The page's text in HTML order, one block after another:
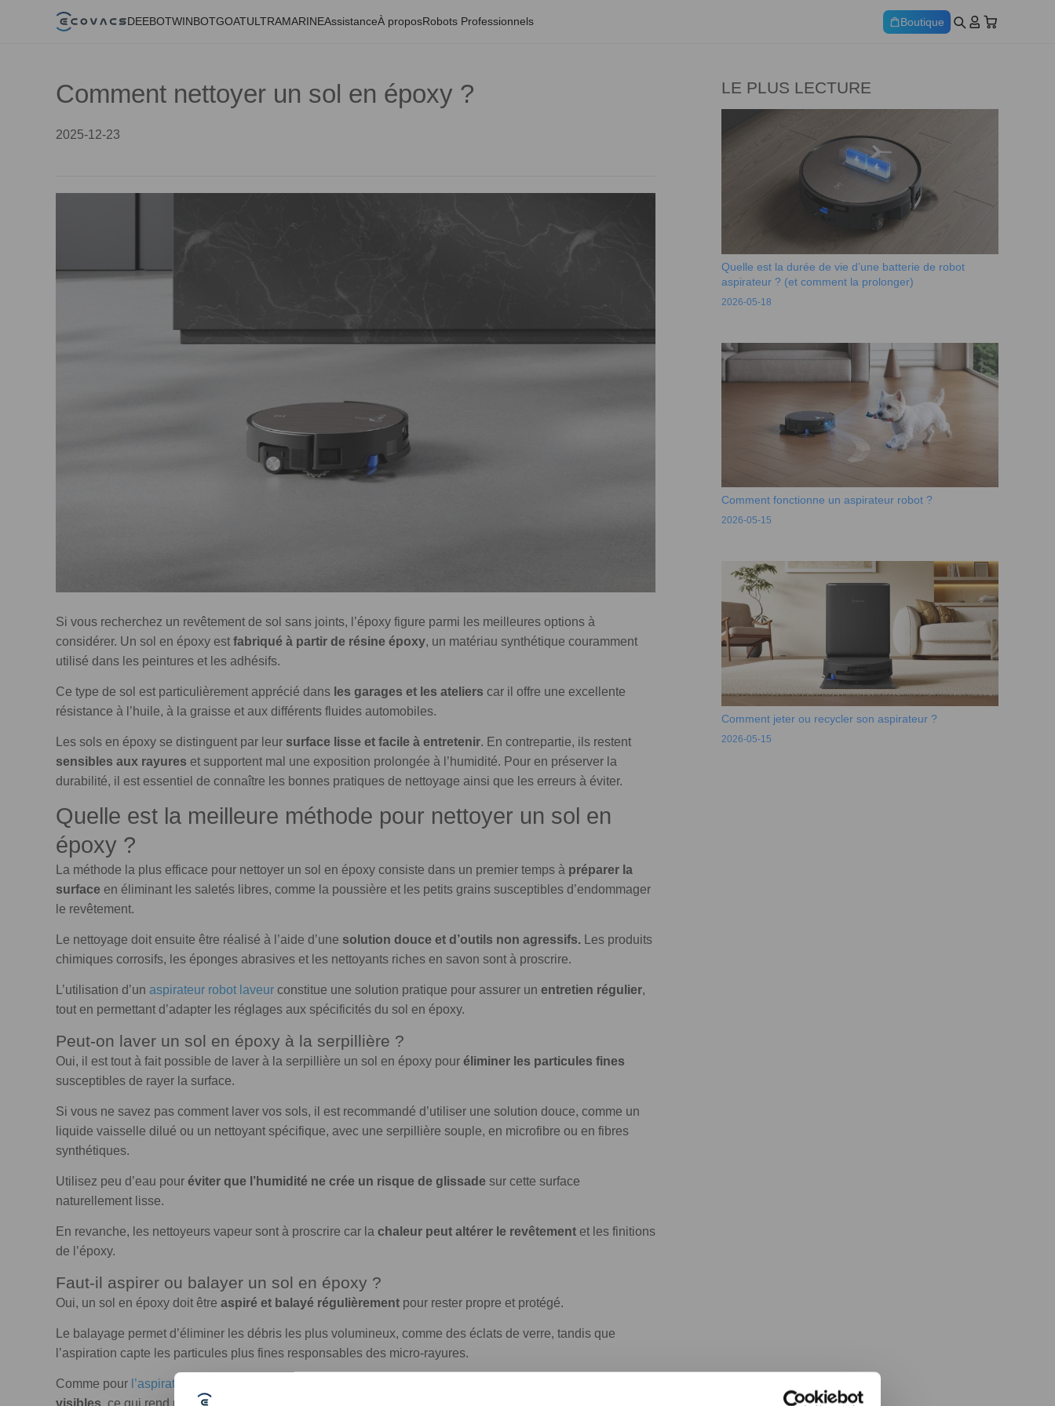
DEEBOTWINBOTGOATULTRAMARINEAssistanceÀ proposRobots Professionnels Boutique
Comment nettoyer un sol en époxy ?
2025-12-23
Si vous recherchez un revêtement de sol sans joints, l’époxy figure parmi les meilleures options à
considérer. Un sol en époxy est fabriqué à partir de résine époxy, un matériau synthétique couramment
utilisé dans les peintures et les adhésifs.
Ce type de sol est particulièrement apprécié dans les garages et les ateliers car il offre une excellente
résistance à l’huile, à la graisse et aux différents fluides automobiles.
Les sols en époxy se distinguent par leur surface lisse et facile à entretenir. En contrepartie, ils restent
sensibles aux rayures et supportent mal une exposition prolongée à l’humidité. Pour en préserver la
durabilité, il est essentiel de connaître les bonnes pratiques de nettoyage ainsi que les erreurs à éviter.
Quelle est la meilleure méthode pour nettoyer un sol en
époxy ?
La méthode la plus efficace pour nettoyer un sol en époxy consiste dans un premier temps à préparer la
surface en éliminant les saletés libres, comme la poussière et les petits grains susceptibles d’endommager
le revêtement.
Le nettoyage doit ensuite être réalisé à l’aide d’une solution douce et d’outils non agressifs. Les produits
chimiques corrosifs, les éponges abrasives et les nettoyants riches en savon sont à proscrire.
L’utilisation d’un aspirateur robot laveur constitue une solution pratique pour assurer un entretien régulier,
tout en permettant d’adapter les réglages aux spécificités du sol en époxy.
Peut-on laver un sol en époxy à la serpillière ?
Oui, il est tout à fait possible de laver à la serpillière un sol en époxy pour éliminer les particules fines
susceptibles de rayer la surface.
Si vous ne savez pas comment laver vos sols, il est recommandé d’utiliser une solution douce, comme un
liquide vaisselle dilué ou un nettoyant spécifique, avec une serpillière souple, en microfibre ou en fibres
synthétiques.
Utilisez peu d’eau pour éviter que l’humidité ne crée un risque de glissade sur cette surface
naturellement lisse.
En revanche, les nettoyeurs vapeur sont à proscrire car la chaleur peut altérer le revêtement et les finitions
de l’époxy.
Faut-il aspirer ou balayer un sol en époxy ?
Oui, un sol en époxy doit être aspiré et balayé régulièrement pour rester propre et protégé.
Le balayage permet d’éliminer les débris les plus volumineux, comme des éclats de verre, tandis que
l’aspiration capte les particules plus fines responsables des micro-rayures.
Comme pour l’aspiration du carrelage
LE PLUS LECTURE
Quelle est la durée de vie d’une batterie de robot
aspirateur ? (et comment la prolonger)
2026-05-18
Comment fonctionne un aspirateur robot ?
2026-05-15
Comment jeter ou recycler son aspirateur ?
2026-05-15